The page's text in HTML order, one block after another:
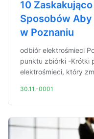
10
Sposobów
w Poznaniu
odbiór elektrośmieci
punktu zbiórki -Krótki
elektrośmieci, który
30.11.-0001